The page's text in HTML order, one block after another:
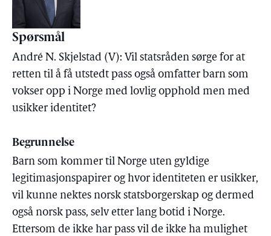
Spørsmål
André N. Skjelstad (V): Vil statsråden sørge for at
retten til å få utstedt pass også omfatter barn som
vokser opp i Norge med lovlig opphold men med
usikker identitet?
Begrunnelse
Barn som kommer til Norge uten gyldige
legitimasjonspapirer og hvor identiteten er usikker,
vil kunne nektes norsk statsborgerskap og dermed
også norsk pass, selv etter lang botid i Norge.
Ettersom de ikke har pass vil de ikke ha mulighet